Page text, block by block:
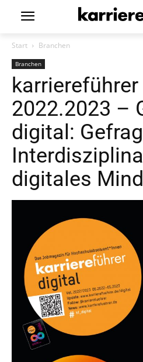
Start Branchen
Branchen
karriereführer
2022.2023 –
digital:
digitales